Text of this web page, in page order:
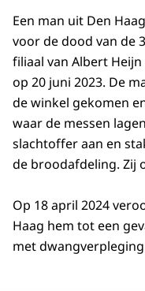
Een man uit Den
voor de dood van de
filiaal van Albert
op 20 juni 2023. De
de winkel gekomen
waar de messen
slachtoffer aan en
de broodafdeling. Zij
Op 18 april 2024
Haag hem tot een
met